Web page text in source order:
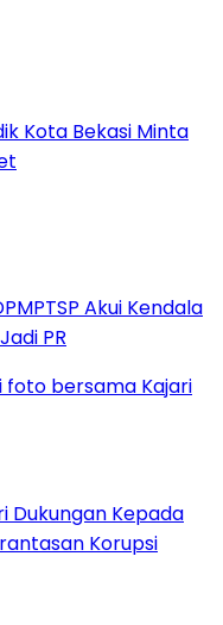
Kota Bekasi Minta
Akui Kendala
PR
Dukungan Kepada
Korupsi